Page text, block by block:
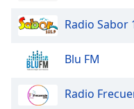
Radio Sabor
Blu FM
Radio